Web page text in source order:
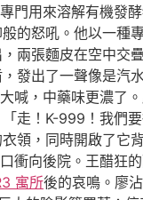
門用來溶解有機發
的怒吼。他以一種
兩張麵皮在空中交
發出了一聲像是汽
喊，中藥味更濃了
走！K-999！我們
領，同時開啟了它
衝向後院。王醋狂
寓所後的哀鳴。廖